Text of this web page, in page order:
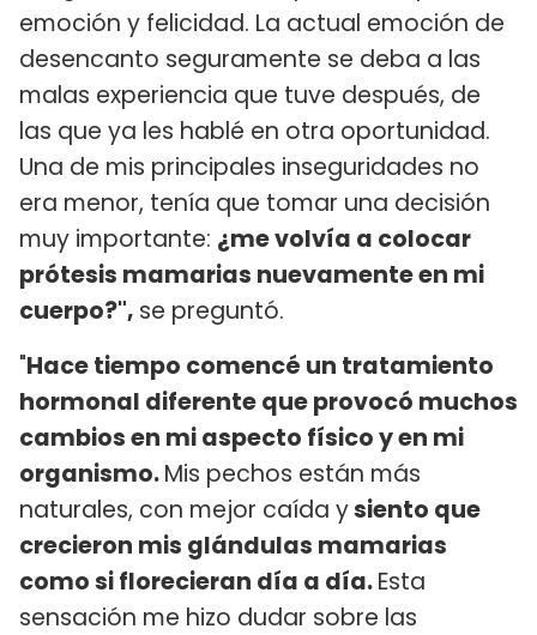
emoción y felicidad. La actual emoción de
desencanto seguramente se deba a las
malas experiencia que tuve después, de
las que ya les hablé en otra oportunidad.
Una de mis principales inseguridades no
era menor, tenía que tomar una decisión
muy importante: ¿me volvía a colocar
prótesis mamarias nuevamente en mi
cuerpo?", se preguntó.
"Hace tiempo comencé un tratamiento
hormonal diferente que provocó muchos
cambios en mi aspecto físico y en mi
organismo.Mis pechos están más
naturales, con mejor caída ysiento que
crecieron mis glándulas mamarias
como si florecieran día a día.Esta
sensación me hizo dudar sobre las